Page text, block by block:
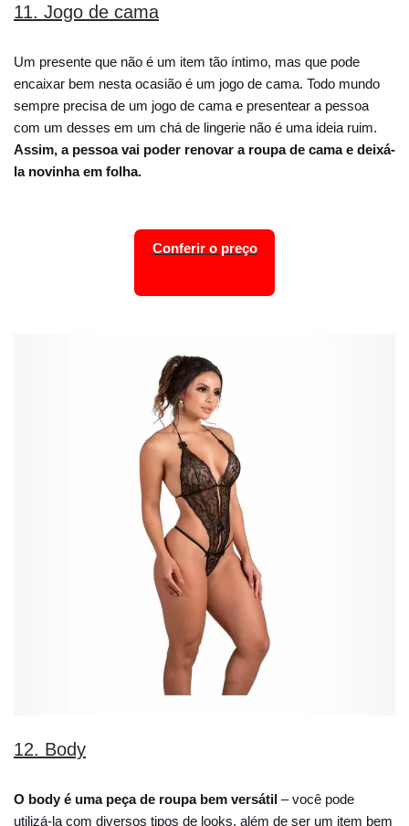
11. Jogo de cama
Um presente que não é um item tão íntimo, mas que pode
encaixar bem nesta ocasião é um jogo de cama. Todo mundo
sempre precisa de um jogo de cama e presentear a pessoa
com um desses em um chá de lingerie não é uma ideia ruim.
Assim, a pessoa vai poder renovar a roupa de cama e deixá-
la novinha em folha.
Conferir o preço
12. Body
O body é uma peça de roupa bem versátil – você pode
utilizá-la com diversos tipos de looks, além de ser um item bem